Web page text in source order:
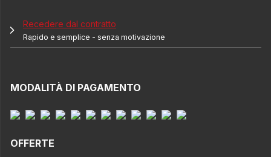
Recedere dal contratto
Rapido e semplice - senza motivazione
MODALITÀ DI PAGAMENTO
OFFERTE